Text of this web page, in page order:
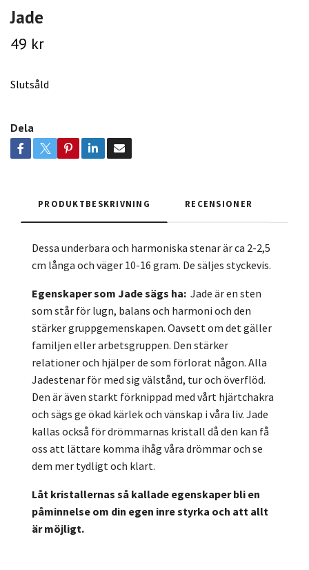
Jade
49 kr
Slutsåld
Dela
PRODUKTBESKRIVNING RECENSIONER
Dessa underbara och harmoniska stenar är ca 2-2,5
cm långa och väger 10-16 gram. De säljes styckevis.
Egenskaper som Jade sägs ha: Jade är en sten
som står för lugn, balans och harmoni och den
stärker gruppgemenskapen. Oavsett om det gäller
familjen eller arbetsgruppen. Den stärker
relationer och hjälper de som förlorat någon. Alla
Jadestenar för med sig välstånd, tur och överflöd.
Den är även starkt förknippad med vårt hjärtchakra
och sägs ge ökad kärlek och vänskap i våra liv. Jade
kallas också för drömmarnas kristall då den kan få
oss att lättare komma ihåg våra drömmar och se
dem mer tydligt och klart.
Låt kristallernas så kallade egenskaper bli en
påminnelse om din egen inre styrka och att allt
är möjligt.